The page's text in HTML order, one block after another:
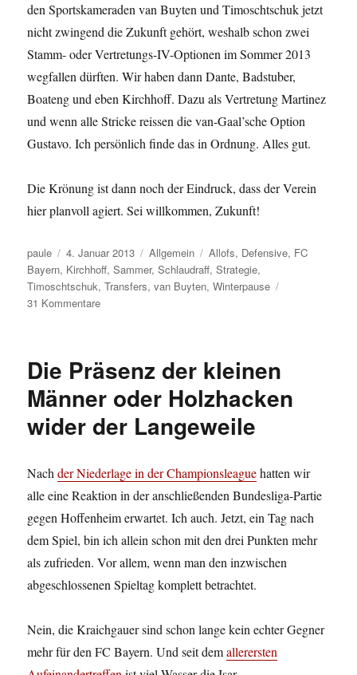
den Sportskameraden van Buyten und Timoschtschuk jetzt
nicht zwingend die Zukunft gehört, weshalb schon zwei
Stamm- oder Vertretungs-IV-Optionen im Sommer 2013
wegfallen dürften. Wir haben dann Dante, Badstuber,
Boateng und eben Kirchhoff. Dazu als Vertretung Martinez
und wenn alle Stricke reissen die van-Gaal’sche Option
Gustavo. Ich persönlich finde das in Ordnung. Alles gut.
Die Krönung ist dann noch der Eindruck, dass der Verein
hier planvoll agiert. Sei willkommen, Zukunft!
Autor
paule
Veröffentlicht
am
4. Januar 2013 Kategorien
Allgemein Schlagwörter
Allofs, Defensive, FC
Bayern, Kirchhoff,Sammer,Schlaudraff,Strategie,
Timoschtschuk,Transfers,van Buyten,Winterpause
31 Kommentarezu
Begeisterung
Kirchhoff
nicht
Schlaudraff
Die Präsenz der kleinen
Männer oder Holzhacken
wider der Langeweile
Nachder Niederlage in der Championsleaguehatten wir
alle eine Reaktion in der anschließenden Bundesliga-Partie
gegen Hoffenheim erwartet. Ich auch. Jetzt, ein Tag nach
dem Spiel, bin ich allein schon mit den drei Punkten mehr
als zufrieden. Vor allem, wenn man den inzwischen
abgeschlossenen Spieltag komplett betrachtet.
Nein, die Kraichgauer sind schon lange kein echter Gegner
mehr für den FC Bayern. Und seit demallerersten